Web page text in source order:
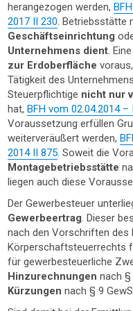
herangezogen werden,
2017 II 230. Betriebsstätte
Geschäftseinrichtung
Unternehmens dient.
zur Erdoberfläche
Tätigkeit des
Steuerpflichtige nicht nur
hat,BFH vom 02.04.2014 –
Voraussetzung erfüllen
weiterveräußert werden,
2014 II 875. Soweit die
Montagebetriebsstätte
liegen auch diese
Der Gewerbesteuer
Gewerbeertrag. Dieser
nach den Vorschriften des
Körperschaftsteuerrechts
für gewerbesteuerliche
Hinzurechnungennach §
Kürzungennach § 9